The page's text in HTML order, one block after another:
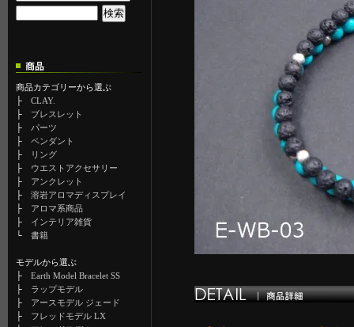
商品カテゴリーから選ぶ
├ CLAY.
├ ブレスレット
├ パーツ
├ ペンダント
├
リング
├ ウエストアクセサリー
├ アンクレット
├ 溶岩アロマディスプレイ
├ アロマ系商品
├ インテリア雑貨
└ 書籍
モデルから選ぶ
├ Earth Model Bracelet SS
├ ラップモデル
├ アースモデル ジェード
├ フレッドモデル LX